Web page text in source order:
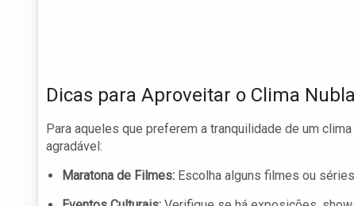
Dicas para Aproveitar o Clima
Para aqueles que preferem a tranquilidade de um
agradável:
Maratona de Filmes: Escolha alguns filmes ou